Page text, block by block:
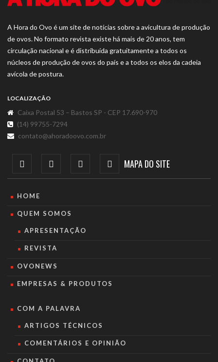
A Hora do Ovo é um site de notícias sobre a avicultura de produção
de ovos. No formato revista existe há mais de 20 anos, tem
circulação nacional e é distribuída gratuitamente a todos os
núcleos de produção de ovos do país e a todos os elos da cadeia
avícola de postura.
LOCALIZAÇÃO
Caixa Postal 53 – Bastos SP - CEP 17.690-970
(14) 99755-7294
contato@ahoradoovo.com.br
MAPA DO SITE
HOME
QUEM SOMOS
APRESENTAÇÃO
REVISTA
OVONEWS
EMPRESAS & PRODUTOS
COM A PALAVRA
ARTIGOS TÉCNICOS
COMENTÁRIOS E OPINIÃO